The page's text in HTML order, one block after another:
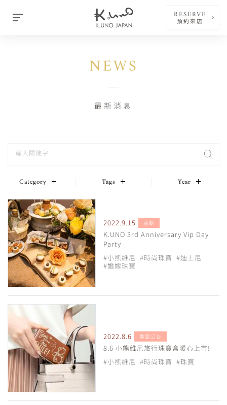
RESERVE
預約來店
NEWS
最新消息
Category Tags Year
2022.9.15 活動
K.UNO 3rd Anniversary Vip Day
Party
#小熊維尼 #時尚珠寶 #迪士尼
#婚嫁珠寶
2022.8.6 重要公告
8.6 小熊維尼旅行珠寶盒暖心上市!
#小熊維尼 #時尚珠寶 #珠寶